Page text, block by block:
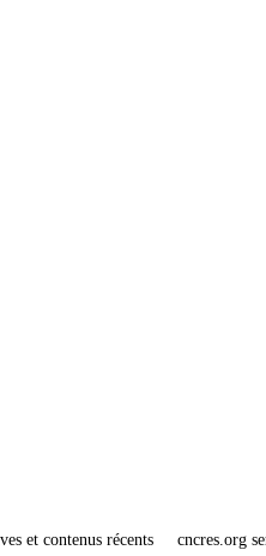
et contenus récents cncres.org